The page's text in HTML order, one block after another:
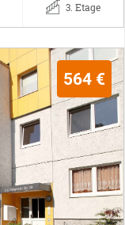
3. Etage
564 €